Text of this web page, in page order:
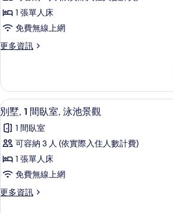
片
墅
(Dinso)
的
所
相
片
1 張單人床
免費無線上網
更多資訊
更
(Dinso)
的
詳
情
顯
示
別
墅,
1
間
臥
獨立浴缸
6
別墅, 1 間臥室, 泳池景觀
1 間臥室
可容納 3 人 (依實際入住人數計費)
1 張單人床
免費無線上網
更多資訊
更